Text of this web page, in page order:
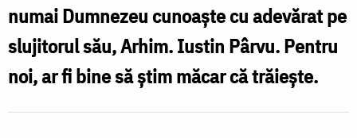
numai Dumnezeu cunoaşte cu adevărat pe
slujitorul său, Arhim. Iustin Pârvu. Pentru
noi, ar fi bine să ştim măcar că trăieşte.